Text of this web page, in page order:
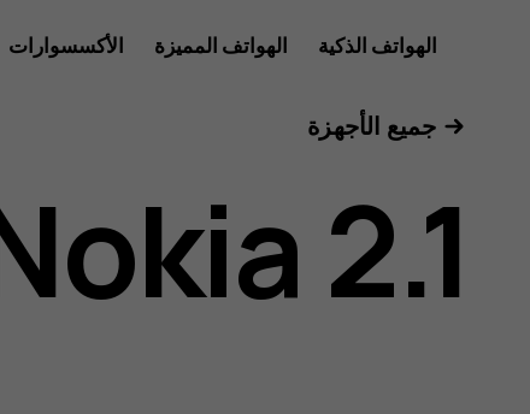
دليل
مستخدم
هاتف
الهواتف الذكية الهواتف المميزة الأكسسوارات
جميع الأجهزة
2.1